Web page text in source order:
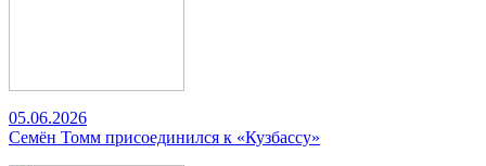
05.06.2026
Семён Томм присоединился к «Кузбассу»